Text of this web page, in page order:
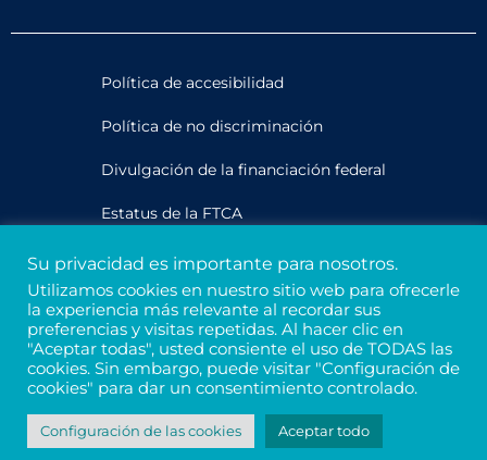
Política de accesibilidad
Política de no discriminación
Divulgación de la financiación federal
Estatus de la FTCA
Privacidad y confidencialidad
Créditos
Número de identificación fiscal 94-3121699
Su privacidad es importante para nosotros.
Utilizamos cookies en nuestro sitio web para ofrecerle
la experiencia más relevante al recordar sus
preferencias y visitas repetidas. Al hacer clic en
"Aceptar todas", usted consiente el uso de TODAS las
cookies. Sin embargo, puede visitar "Configuración de
cookies" para dar un consentimiento controlado.
Configuración de las cookies Aceptar todo